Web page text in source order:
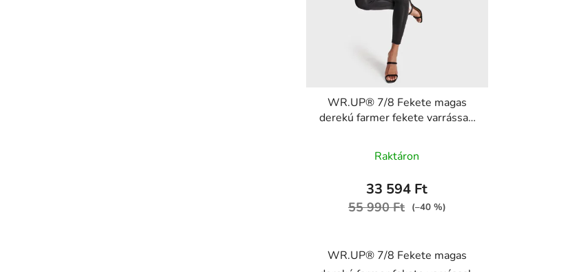
WR.UP® 7/8 Fekete magas
derekú farmer fekete varrással,
WRUP4HC002ORG, J7N
Raktáron
33 594 Ft
55 990 Ft (–40 %)
WR.UP® 7/8 Fekete magas